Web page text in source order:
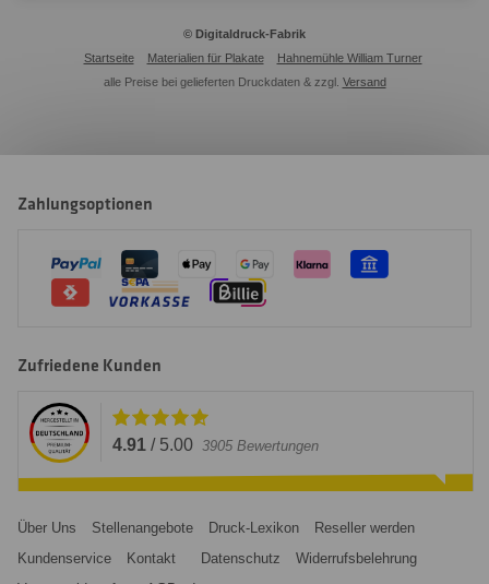
© Digitaldruck-Fabrik
Startseite
Materialien für Plakate
Hahnemühle William Turner
alle Preise bei gelieferten Druckdaten & zzgl. Versand
Zahlungsoptionen
Zufriedene Kunden
4.91 / 5.00 3905 Bewertungen
Über Uns Stellenangebote Druck-Lexikon
Reseller werden
Kundenservice
Kontakt Datenschutz
Widerrufsbelehrung